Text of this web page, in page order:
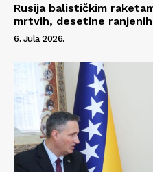
Rusija balističkim
mrtvih, desetine ranjenih
6. Jula 2026.